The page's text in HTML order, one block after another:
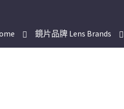
鏡片品牌 Lens Brands